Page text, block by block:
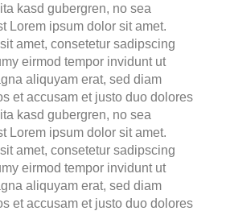
kasd gubergren, no sea
Lorem ipsum dolor sit amet.
amet, consetetur sadipscing
eirmod tempor invidunt ut
aliquyam erat, sed diam
et accusam et justo duo dolores
kasd gubergren, no sea
Lorem ipsum dolor sit amet.
amet, consetetur sadipscing
eirmod tempor invidunt ut
aliquyam erat, sed diam
et accusam et justo duo dolores